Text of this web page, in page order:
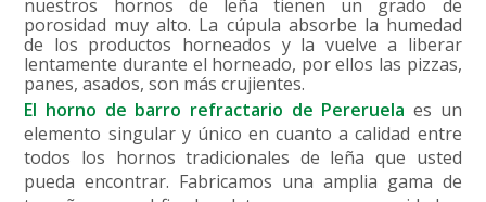
nuestros hornos de leña tienen un grado de
porosidad muy alto. La cúpula absorbe la humedad
de los productos horneados y la vuelve a liberar
lentamente durante el horneado, por ellos las pizzas,
panes, asados, son más crujientes.
El horno de barro refractario de Pereruela es un
elemento singular y único en cuanto a calidad entre
todos los hornos tradicionales de leña que usted
pueda encontrar. Fabricamos una amplia gama de